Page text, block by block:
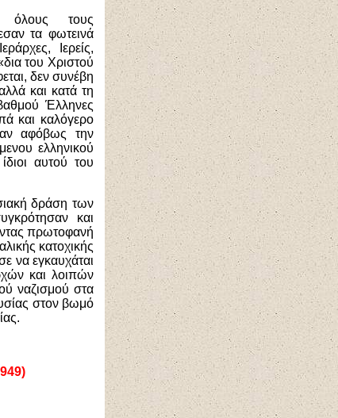
όλους τους
τα φωτεινά
Ιερείς,
του Χριστού
δεν συνέβη
και κατά τη
Έλληνες
και καλόγερο
αφόβως την
ελληνικού
αυτού του
δράση των
και
πρωτοφανή
κατοχικής
να εγκαυχάται
και λοιπών
ναζισμού στα
στον βωμό